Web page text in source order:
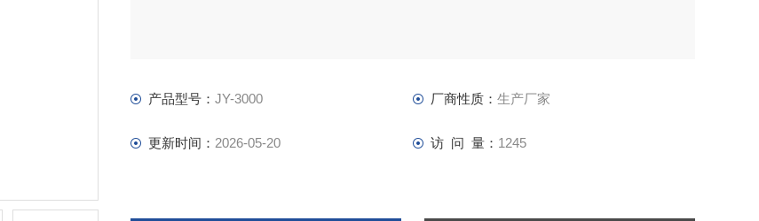
产品型号： JY-3000 厂商性质： 生产厂家
更新时间： 2026-05-20 访 问 量： 1245